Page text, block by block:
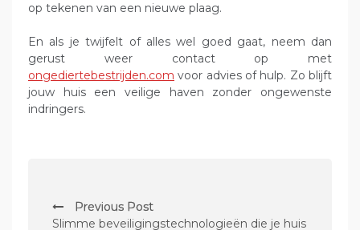
op tekenen van een nieuwe plaag.
En als je twijfelt of alles wel goed gaat, neem dan
gerust weer contact op met
ongediertebestrijden.com voor advies of hulp. Zo blijft
jouw huis een veilige haven zonder ongewenste
indringers.
o
Previous Post
Slimme beveiligingstechnologieën die je huis